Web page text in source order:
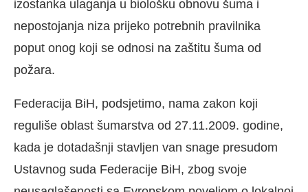
izostanka ulaganja u biološku obnovu šuma i
nepostojanja niza prijeko potrebnih pravilnika
poput onog koji se odnosi na zaštitu šuma od
požara.
Federacija BiH, podsjetimo, nama zakon koji
reguliše oblast šumarstva od 27.11.2009. godine,
kada je dotadašnji stavljen van snage presudom
Ustavnog suda Federacije BiH, zbog svoje